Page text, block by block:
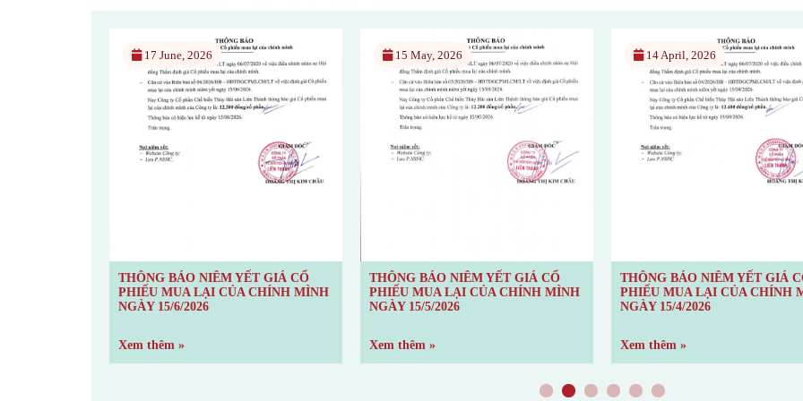
THÔNG BÁO NIÊM YẾT GIÁ CỔ
PHIẾU MUA LẠI CỦA CHÍNH MÌNH
NGÀY 15/6/2026
Xem thêm »
17 June, 2026
THÔNG BÁO NIÊM YẾT GIÁ CỔ
PHIẾU MUA LẠI CỦA CHÍNH MÌNH
NGÀY 15/5/2026
Xem thêm »
15 May, 2026
THÔNG BÁO NIÊM YẾT GIÁ
PHIẾU MUA LẠI CỦA CHÍNH
NGÀY 15/4/2026
Xem thêm »
14 April, 2026
1 2 3 4 5 6